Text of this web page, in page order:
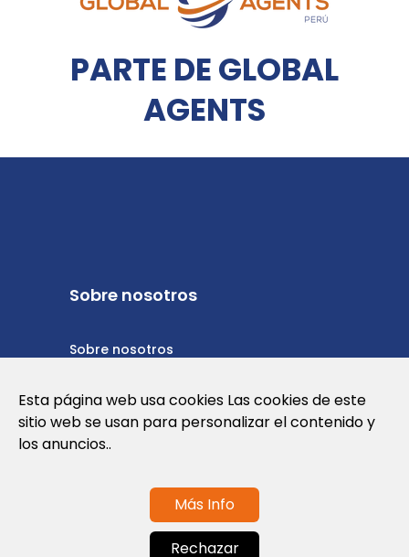
PARTE DE GLOBAL
AGENTS
Sobre nosotros
Sobre nosotros
Política de cookies
Contáctanos
Esta página web usa cookies Las cookies de este
sitio web se usan para personalizar el contenido y
los anuncios..
Más Info
Rechazar